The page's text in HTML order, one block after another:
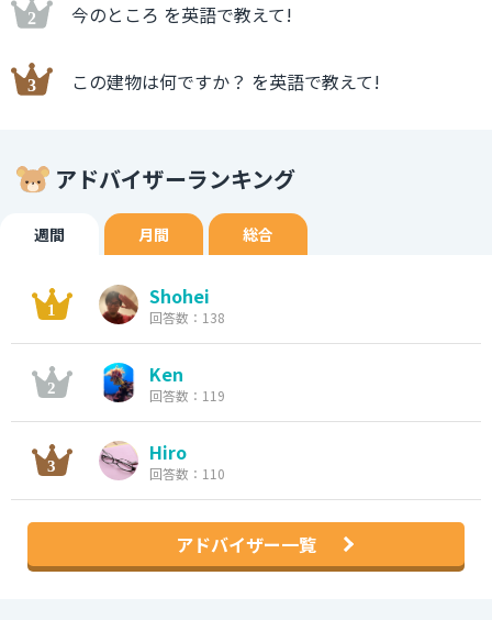
今のところ を英語で教えて!
この建物は何ですか？ を英語で教えて!
アドバイザーランキング
週間 月間 総合
Shohei
回答数：138
Ken
回答数：119
Hiro
回答数：110
アドバイザー一覧